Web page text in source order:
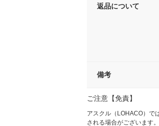
返品について
備考
ご注意【免責】
アスクル（LOHACO）で
される場合がございます